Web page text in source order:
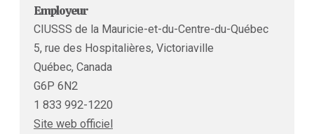
Employeur
CIUSSS de la Mauricie-et-du-Centre-du-Québec
5, rue des Hospitalières, Victoriaville
Québec, Canada
G6P 6N2
1 833 992-1220
Site web officiel